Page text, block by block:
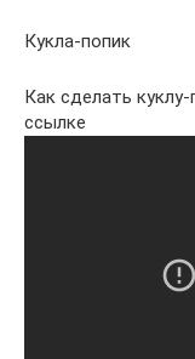
Кукла-попик
Как сделать
ссылке